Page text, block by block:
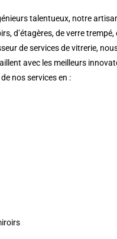
talentueux, notre
d’étagères, de verre
de services de vitrerie,
avec les meilleurs
nos services en :